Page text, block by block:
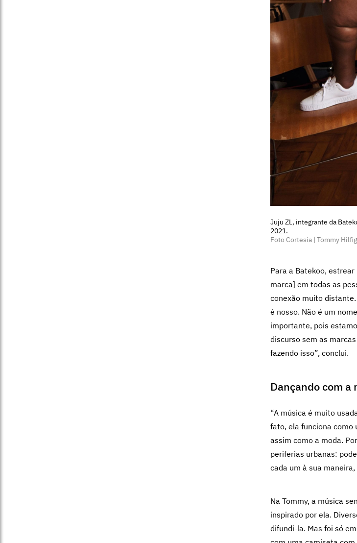
Juju ZL, integrante da
2021.
Foto Cortesia | Tommy
Para a Batekoo,
marca] em todas as
conexão muito
é nosso. Não é um
importante, pois
discurso sem as
fazendo isso”, conclui.
Dançando com a
“A música é muito
fato, ela funciona como
assim como a moda.
periferias urbanas:
cada um à sua
Na Tommy, a música
inspirado por ela.
difundi-la. Mas foi só